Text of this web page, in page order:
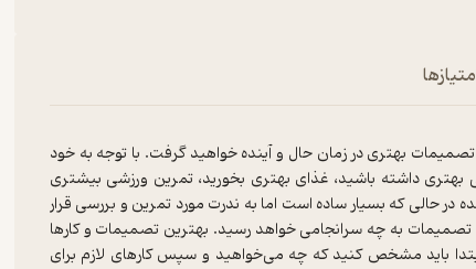
بهتری در زمان حال و آینده خواهید گرفت. با توجه به خود
بهتری داشته باشید، غذای بهتری بخورید، تمرین ورزشی بیشتری
در حالی که بسیار ساده است اما به ندرت مورد تمرین و بررسی قرار
تصمیمات به چه سرانجامی خواهد رسید. بهترین تصمیمات و کارها
باید مشخص کنید که چه می‌خواهید و سپس کارهای لازم برای